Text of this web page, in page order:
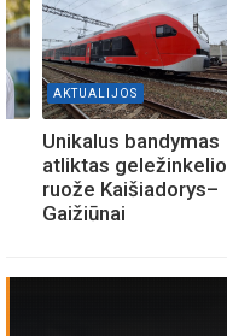
AKTUALIJOS
Unikalus bandymas
atliktas geležinkelio
ruože Kaišiadorys–
Gaižiūnai